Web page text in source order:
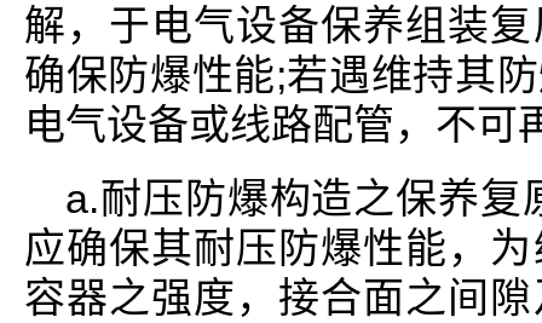
解，于电气设备保养组装
确保防爆性能;若遇维持其
电气设备或线路配管，不可
a.耐压防爆构造之保养
应确保其耐压防爆性能，
容器之强度，接合面之间